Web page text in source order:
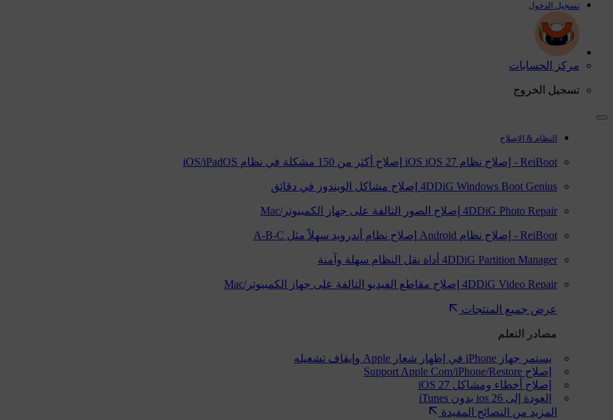
تسجيل الدخول
مركز الحسابات
تسجيل الخروج
النظام & الإصلاح
ReiBoot - إصلاح نظام iOS iOS 27 إصلاح أكثر من 150 مشكلة في نظام iOS/iPadOS
4DDiG Windows Boot Genius إصلاح مشاكل الويندوز في دقائق
4DDiG Photo Repair إصلاح الصور التالفة على جهاز الكمبيوتر/Mac
ReiBoot - إصلاح نظام Android إصلاح نظام أندرويد سهلاً مثل A-B-C
4DDiG Partition Manager أداة نقل النظام سهلة وآمنة
4DDiG Video Repair إصلاح مقاطع الفيديو التالفة على جهاز الكمبيوتر/Mac
عرض جميع المنتجات
مصادر التعلم
يستمر جهاز iPhone في إظهار شعار Apple وإيقاف تشغيله
إصلاح Support Apple Com/iPhone/Restore
إصلاح أخطاء ومشاكل iOS 27
العودة إلى ios 26 بدون iTunes
المزيد من النصائح المفيدة